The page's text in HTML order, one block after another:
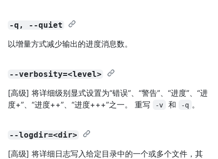
-q, --quiet
以增量方式减少输出的进度消息数。
--verbosity=<level>
[高级] 将详细级别显式设置为“错误”、“警告”、“进度”、“进
度+”、“进度++”、“进度+++”之一。 重写
-v 和 -q 。
--logdir=<dir>
[高级] 将详细日志写入给定目录中的一个或多个文件，其